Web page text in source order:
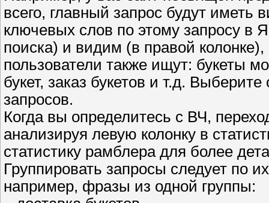
всего, главный запрос будут иметь
ключевых слов по этому запросу в
поиска) и видим (в правой
пользователи также ищут: букеты
букет, заказ букетов и т.д.
запросов.
Когда вы определитесь с ВЧ,
анализируя левую колонку в
статистику рамблера для более
Группировать запросы следует по
например, фразы из одной группы: